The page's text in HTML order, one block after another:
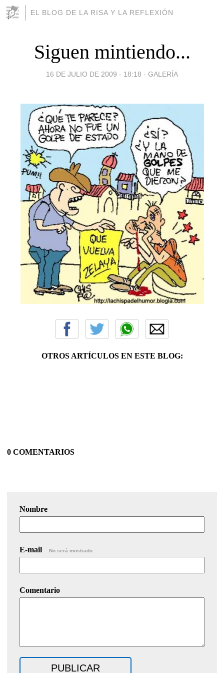
EL BLOG DE LA RISA Y LA REFLEXIÓN
Siguen mintiendo...
16 DE JULIO DE 2009 - 18:18 - GALERÍA
OTROS ARTÍCULOS EN ESTE BLOG:
0 COMENTARIOS
Nombre
E-mail No será mostrado.
Comentario